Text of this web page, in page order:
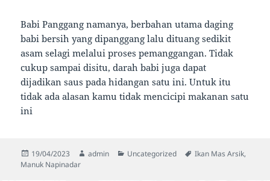
Babi Panggang namanya, berbahan utama daging
babi bersih yang dipanggang lalu dituang sedikit
asam selagi melalui proses pemanggangan. Tidak
cukup sampai disitu, darah babi juga dapat
dijadikan saus pada hidangan satu ini. Untuk itu
tidak ada alasan kamu tidak mencicipi makanan satu
ini
Diposkan
pada
19/04/2023 Penulis
admin Kategori
Uncategorized Tag
Ikan Mas Arsik,
Manuk Napinadar